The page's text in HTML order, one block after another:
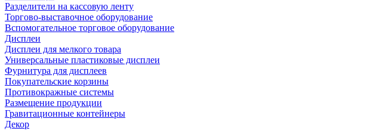
Разделители на кассовую ленту
Торгово-выставочное оборудование
Вспомогательное торговое оборудование
Дисплеи
Дисплеи для мелкого товара
Универсальные пластиковые дисплеи
Фурнитура для дисплеев
Покупательские корзины
Противокражные системы
Размещение продукции
Гравитационные контейнеры
Декор